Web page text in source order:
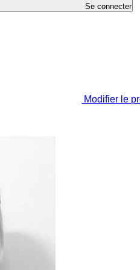
Se connecter
Modifier le